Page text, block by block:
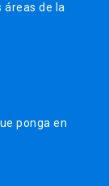
áreas de la
ponga en